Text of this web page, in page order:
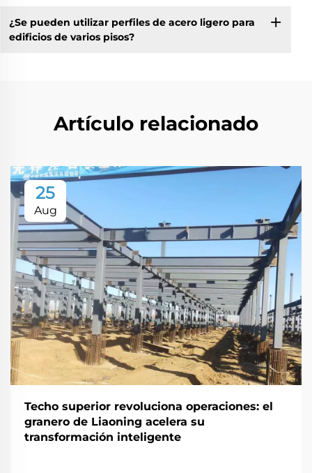
¿Se pueden utilizar perfiles de acero ligero para
edificios de varios pisos?
Artículo relacionado
25
Aug
Techo superior revoluciona operaciones: el
granero de Liaoning acelera su
transformación inteligente